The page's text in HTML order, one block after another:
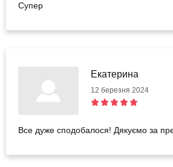
Супер
Екатерина
12 березня 2024
Все дуже сподобалося! Дякуємо за